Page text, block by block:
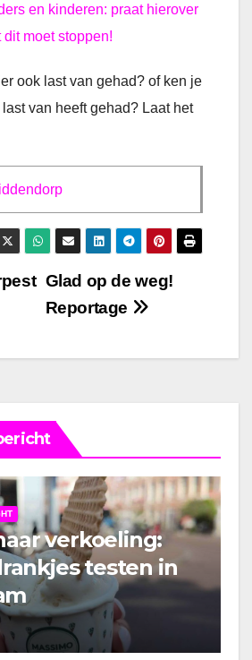
en kinderen: praat hierover
moet stoppen!
ook last van gehad? of ken je
van heeft gehad? Laat het
Glad op de weg!
Reportage
verkoeling:
testen in